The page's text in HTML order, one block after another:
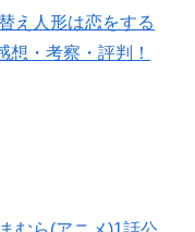
え人形は恋をする
想・考察・評判！